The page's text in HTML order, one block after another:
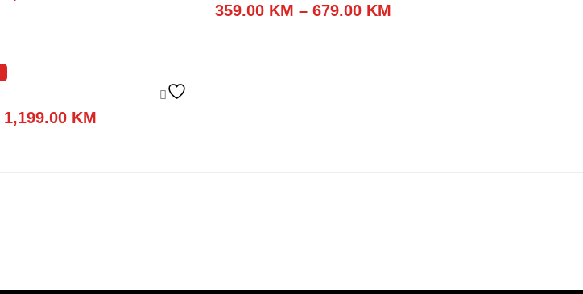
359.00 KM – 679.00 KMPrice
1,199.00 KMPrice